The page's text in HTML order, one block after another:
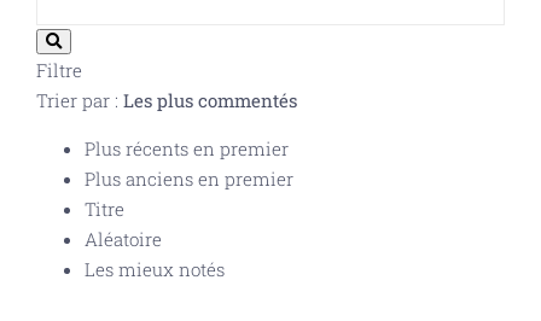
Filtre
Trier par : Les plus commentés
Plus récents en premier
Plus anciens en premier
Titre
Aléatoire
Les mieux notés